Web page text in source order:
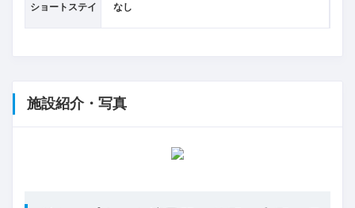
ショートステイ なし
施設紹介・写真